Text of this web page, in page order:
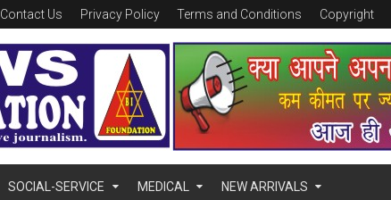
Contact Us Privacy Policy Terms and Conditions Copyright
SOCIAL-SERVICE MEDICAL NEW ARRIVALS